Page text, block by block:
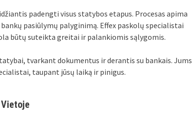
padengti visus statybos etapus. Procesas apima
pasiūlymų palyginimą. Effex paskolų specialistai
būtų suteikta greitai ir palankiomis sąlygomis.
tvarkant dokumentus ir derantis su bankais. Jums
taupant jūsų laiką ir pinigus.